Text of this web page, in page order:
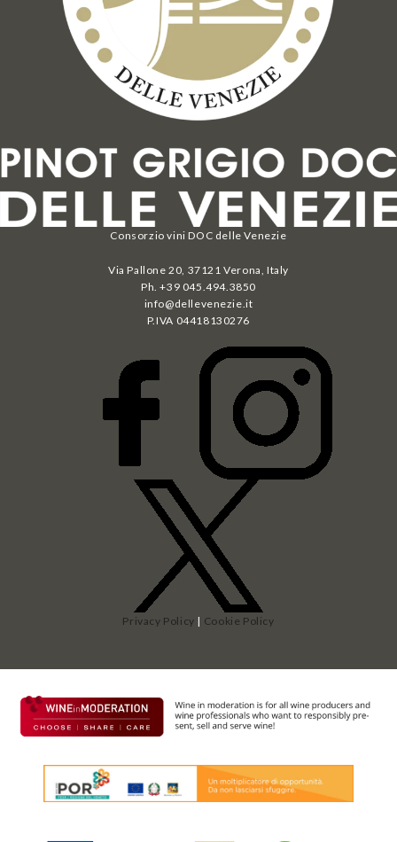
Consorzio vini DOC delle Venezie
Via Pallone 20, 37121 Verona, Italy
Ph. +39 045.494.3850
info@dellevenezie.it
P.IVA 04418130276
Privacy Policy | Cookie Policy